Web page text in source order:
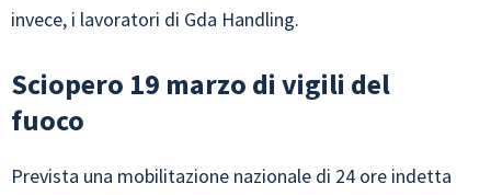
invece, i lavoratori di Gda Handling.
Sciopero 19 marzo di vigili del
fuoco
Prevista una mobilitazione nazionale di 24 ore indetta